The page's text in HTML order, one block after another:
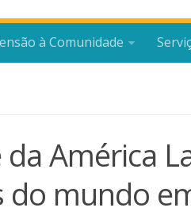
à Comunidade
América
do mundo